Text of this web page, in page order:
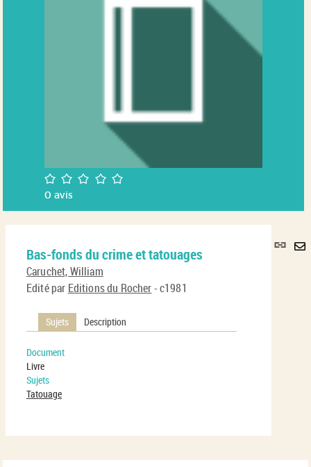
/5
0avis
Lien
Bas-fonds du crime et tatouages
Caruchet, William
Edité par Editions du Rocher- c1981
Sujets Description
Document
Livre
Sujets
Tatouage